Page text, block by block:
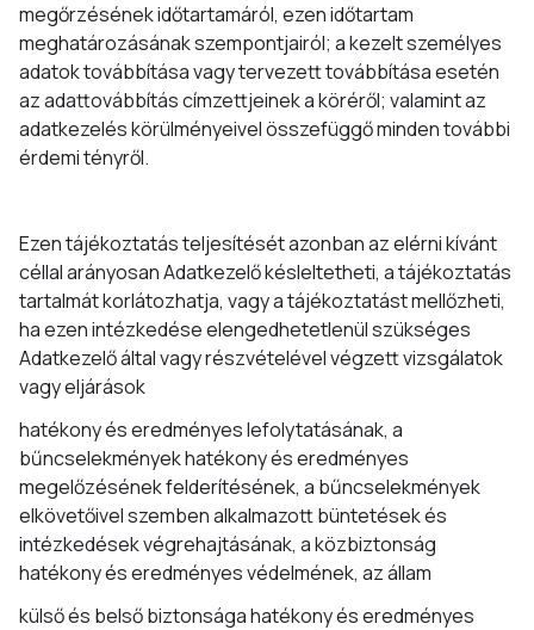
megőrzésének időtartamáról, ezen időtartam
meghatározásának szempontjairól; a kezelt személyes
adatok továbbítása vagy tervezett továbbítása esetén
az adattovábbítás címzettjeinek a köréről; valamint az
adatkezelés körülményeivel összefüggő minden további
érdemi tényről.
Ezen tájékoztatás teljesítését azonban az elérni kívánt
céllal arányosan Adatkezelő késleltetheti, a tájékoztatás
tartalmát korlátozhatja, vagy a tájékoztatást mellőzheti,
ha ezen intézkedése elengedhetetlenül szükséges
Adatkezelő által vagy részvételével végzett vizsgálatok
vagy eljárások
hatékony és eredményes lefolytatásának, a
bűncselekmények hatékony és eredményes
megelőzésének felderítésének, a bűncselekmények
elkövetőivel szemben alkalmazott büntetések és
intézkedések végrehajtásának, a közbiztonság
hatékony és eredményes védelmének, az állam
külső és belső biztonsága hatékony és eredményes